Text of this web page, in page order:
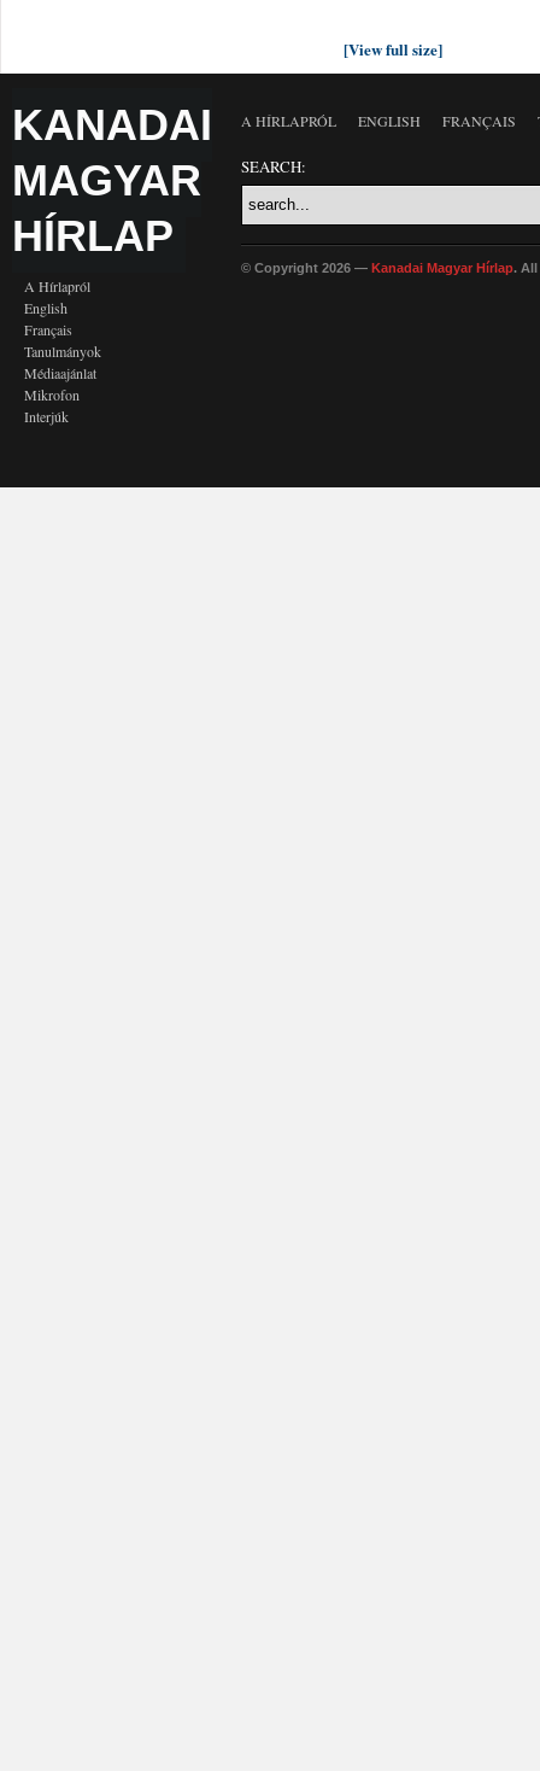
[View full size]
KANADAI
MAGYAR
HÍRLAP
A Hírlapról
English
Français
Tanulmányok
Médiaajánlat
Mikrofon
Interjúk
A HÍRLAPRÓL ENGLISH FRANÇAIS
SEARCH:
© Copyright 2026 — Kanadai Magyar Hírlap. All